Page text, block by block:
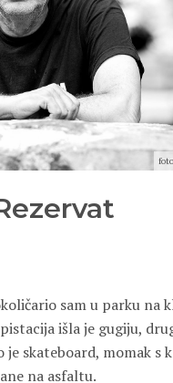
sam u parku na
išla je gugiju,
skateboard, momak s
na asfaltu.